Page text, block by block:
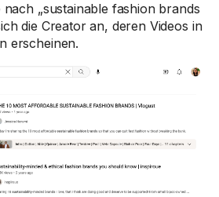
„sustainable fashion brands
die Creator an, deren Videos in
erscheinen.